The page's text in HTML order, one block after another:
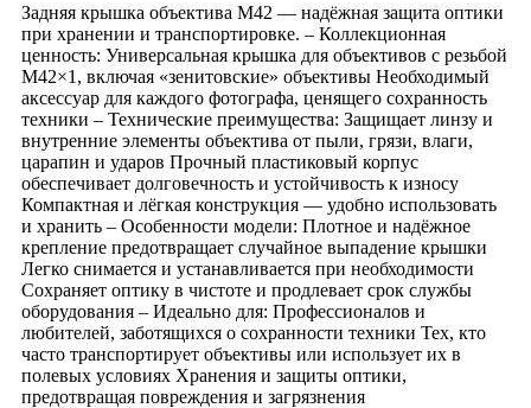
Задняя крышка объектива M42 — надёжная защита оптики
при хранении и транспортировке. – Коллекционная
ценность: Универсальная крышка для объективов с резьбой
M42×1, включая «зенитовские» объективы Необходимый
аксессуар для каждого фотографа, ценящего сохранность
техники – Технические преимущества: Защищает линзу и
внутренние элементы объектива от пыли, грязи, влаги,
царапин и ударов Прочный пластиковый корпус
обеспечивает долговечность и устойчивость к износу
Компактная и лёгкая конструкция — удобно использовать
и хранить – Особенности модели: Плотное и надёжное
крепление предотвращает случайное выпадение крышки
Легко снимается и устанавливается при необходимости
Сохраняет оптику в чистоте и продлевает срок службы
оборудования – Идеально для: Профессионалов и
любителей, заботящихся о сохранности техники Тех, кто
часто транспортирует объективы или использует их в
полевых условиях Хранения и защиты оптики,
предотвращая повреждения и загрязнения